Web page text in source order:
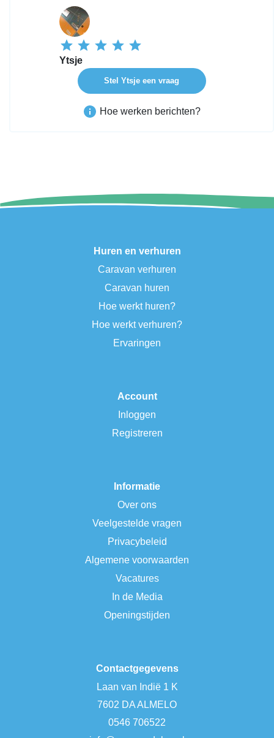
Ytsje
Stel Ytsje een vraag
Hoe werken berichten?
Huren en verhuren
Caravan verhuren
Caravan huren
Hoe werkt huren?
Hoe werkt verhuren?
Ervaringen
Account
Inloggen
Registreren
Informatie
Over ons
Veelgestelde vragen
Privacybeleid
Algemene voorwaarden
Vacatures
In de Media
Openingstijden
Contactgegevens
Laan van Indië 1 K
7602 DA ALMELO
0546 706522